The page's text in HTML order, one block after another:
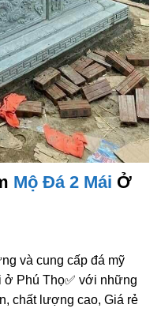
Mộ Đá 2 Mái Ở
và cung cấp đá mỹ
ở Phú Thọ✅ với những
chất lượng cao, Giá rẻ